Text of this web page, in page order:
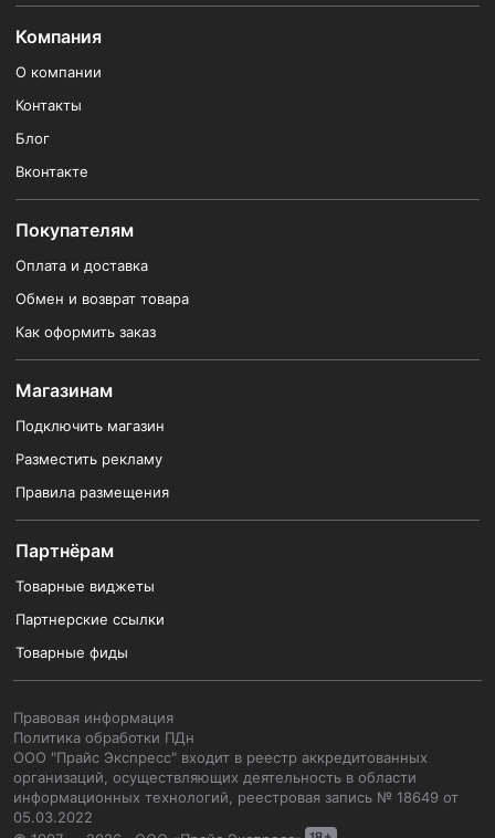
Компания
О компании
Контакты
Блог
Вконтакте
Покупателям
Оплата и доставка
Обмен и возврат товара
Как оформить заказ
Магазинам
Подключить магазин
Разместить рекламу
Правила размещения
Партнёрам
Товарные виджеты
Партнерские ссылки
Товарные фиды
Правовая информация
Политика обработки ПДн
ООО "Прайс Экспресс" входит в реестр аккредитованных
организаций, осуществляющих деятельность в области
информационных технологий, реестровая запись № 18649 от
05.03.2022